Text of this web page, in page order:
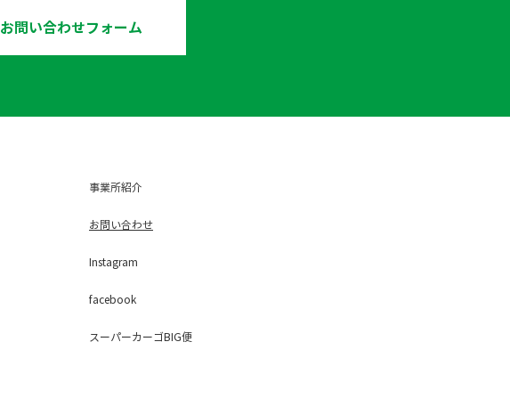
お問い合わせフォーム
事業所紹介
お問い合わせ
Instagram
facebook
スーパーカーゴBIG便